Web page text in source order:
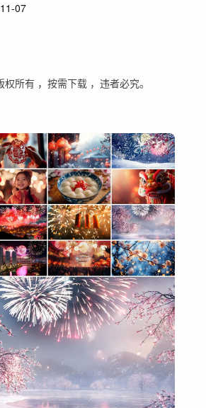
07
所有 ，按需下载 ，违者必究。